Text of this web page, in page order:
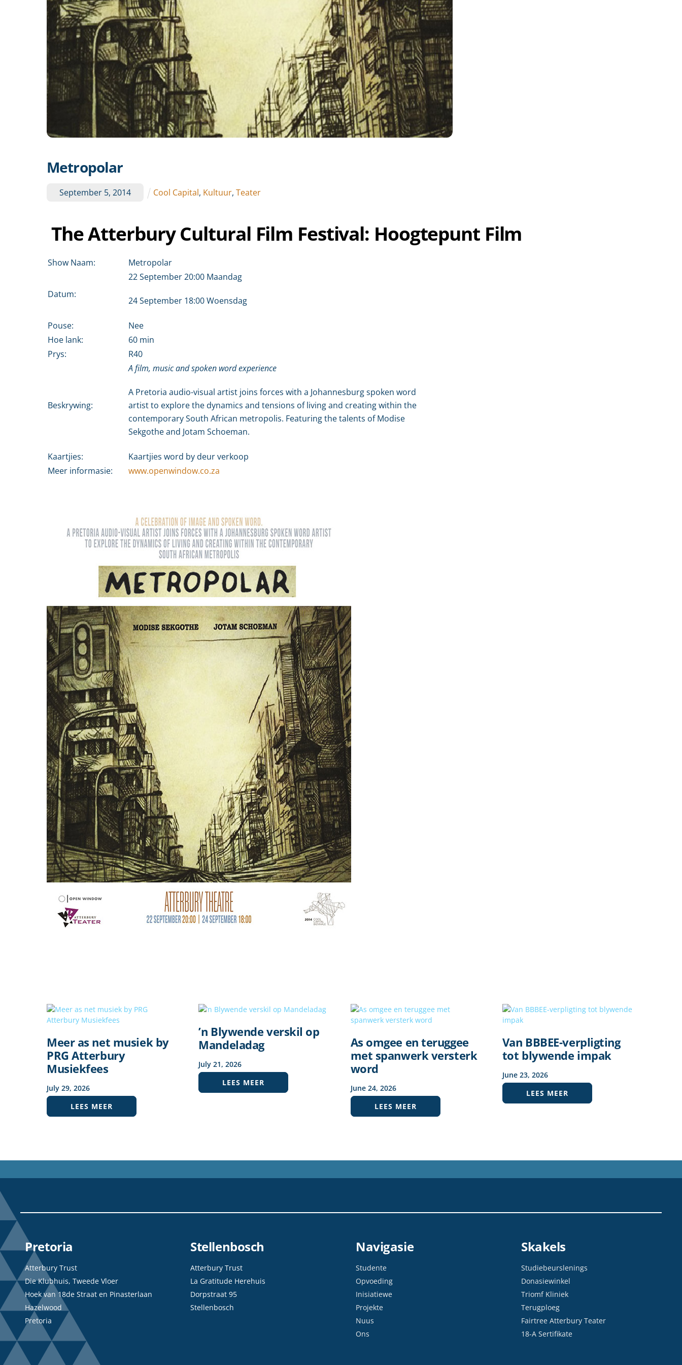
Metropolar
September 5, 2014 Cool Capital, Kultuur, Teater
The Atterbury Cultural Film Festival: Hoogtepunt Film
Show Naam: Metropolar
Datum:
22 September 20:00 Maandag
24 September 18:00 Woensdag
Pouse:
Nee
Hoe lank:
60 min
Prys:
R40
Beskrywing:
A film, music and spoken word experience
A Pretoria audio-visual artist joins forces with a Johannesburg spoken word
artist to explore the dynamics and tensions of living and creating within the
contemporary South African metropolis. Featuring the talents of Modise
Sekgothe and Jotam Schoeman.
Kaartjies:
Kaartjies word by deur verkoop
Meer informasie:
www.openwindow.co.za
Meer as net musiek by
PRG Atterbury
Musiekfees
July 29, 2026
LEES MEER
’n Blywende verskil op
Mandeladag
July 21,2026
LEES MEER
As omgee en teruggee
met spanwerk versterk
word
June 24, 2026
LEES MEER
Van BBBEE-verpligting
tot blywende impak
June 23, 2026
LEES MEER
Pretoria
Atterbury Trust
Die Klubhuis, Tweede Vloer
Hoek van 18de Straat en Pinasterlaan
Hazelwood
Pretoria
Stellenbosch
Atterbury Trust
La Gratitude Herehuis
Dorpstraat 95
Stellenbosch
Navigasie
Studente
Opvoeding
Inisiatiewe
Projekte
Nuus
Ons
Skakels
Studiebeurslenings
Donasiewinkel
Triomf Kliniek
Terugploeg
Fairtree Atterbury Teater
18-A Sertifikate